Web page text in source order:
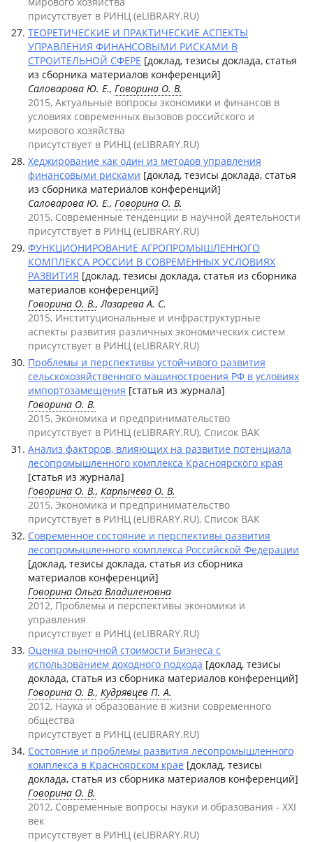
присутствует в РИНЦ (eLIBRARY.RU)
ТЕОРЕТИЧЕСКИЕ И ПРАКТИЧЕСКИЕ АСПЕКТЫ
УПРАВЛЕНИЯ ФИНАНСОВЫМИ РИСКАМИ В
СТРОИТЕЛЬНОЙ СФЕРЕ [доклад, тезисы доклада, статья
из сборника материалов конференций]
Саловарова Ю. Е., Говорина О. В.
2015, Актуальные вопросы экономики и финансов в
условиях современных вызовов российского и
мирового хозяйства
присутствует в РИНЦ (eLIBRARY.RU)
Хеджирование как один из методов управления
финансовыми рисками [доклад, тезисы доклада, статья
из сборника материалов конференций]
Саловарова Ю. Е., Говорина О. В.
2015, Современные тенденции в научной деятельности
присутствует в РИНЦ (eLIBRARY.RU)
ФУНКЦИОНИРОВАНИЕ АГРОПРОМЫШЛЕННОГО
КОМПЛЕКСА РОССИИ В СОВРЕМЕННЫХ УСЛОВИЯХ
РАЗВИТИЯ [доклад, тезисы доклада, статья из сборника
материалов конференций]
Говорина О. В., Лазарева А. С.
2015, Институциональные и инфраструктурные
аспекты развития различных экономических систем
присутствует в РИНЦ (eLIBRARY.RU)
Проблемы и перспективы устойчивого развития
сельскохозяйственного машиностроения РФ в условиях
импортозамещения [статья из журнала]
Говорина О. В.
2015, Экономика и предпринимательство
присутствует в РИНЦ (eLIBRARY.RU), Список ВАК
Анализ факторов, влияющих на развитие потенциала
лесопромышленного комплекса Красноярского края
[статья из журнала]
Говорина О. В., Карпычева О. В.
2015, Экономика и предпринимательство
присутствует в РИНЦ (eLIBRARY.RU), Список ВАК
Современное состояние и перспективы развития
лесопромышленного комплекса Российской Федерации
[доклад, тезисы доклада, статья из сборника
материалов конференций]
Говорина Ольга Владиленовна
2012, Проблемы и перспективы экономики и
управления
присутствует в РИНЦ (eLIBRARY.RU)
Оценка рыночной стоимости Бизнеса с
использованием доходного подхода [доклад, тезисы
доклада, статья из сборника материалов конференций]
Говорина О. В., Кудрявцев П. А.
2012, Наука и образование в жизни современного
общества
присутствует в РИНЦ (eLIBRARY.RU)
Состояние и проблемы развития лесопромышленного
комплекса в Красноярском крае [доклад, тезисы
доклада, статья из сборника материалов конференций]
Говорина О. В.
2012, Современные вопросы науки и образования - XXI
век
присутствует в РИНЦ (eLIBRARY.RU)